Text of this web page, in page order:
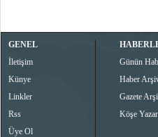
GENEL
İletişim
Künye
Linkler
Rss
Üye Ol
Günün
Haber
Gazete
Köşe